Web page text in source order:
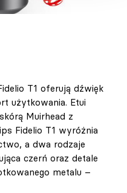
T1 oferują dźwięk
użytkowania. Etui
Muirhead z
Fidelio T1 wyróżnia
a dwa rodzaje
czerń oraz detale
metalu –